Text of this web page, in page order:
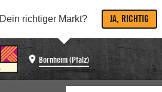
Dein richtiger Markt? JA, RICHTIG
Bornheim (Pfalz)